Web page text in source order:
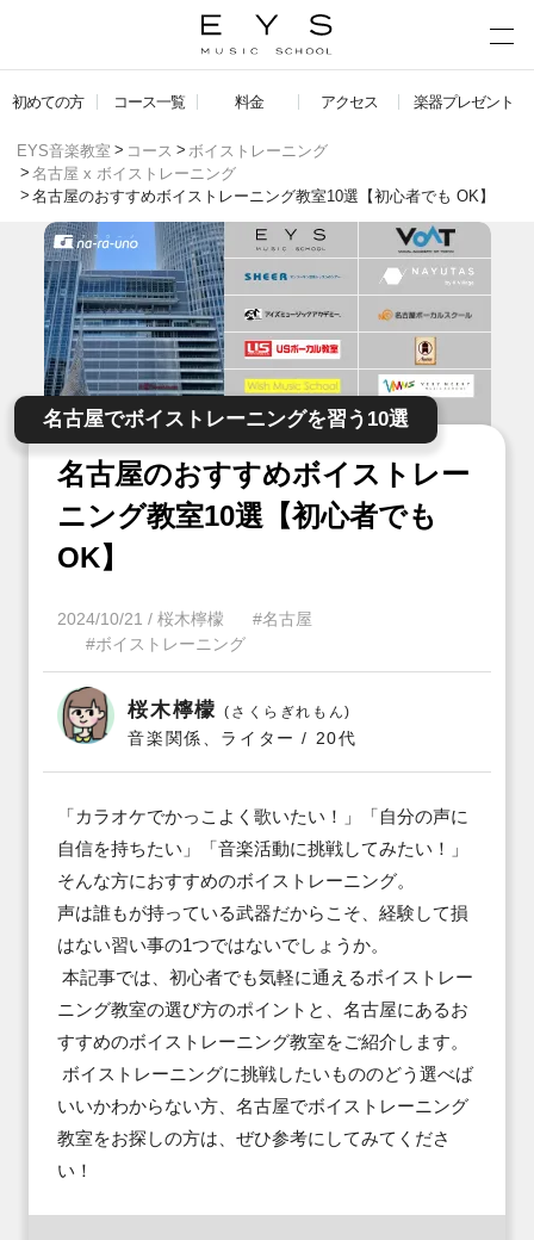
初めての方 コース一覧 料金 アクセス 楽器プレゼント
EYS音楽教室 コース
ボイストレーニング
名古屋 x ボイストレーニング
名古屋のおすすめボイストレーニング教室10選【初心者でも OK】
名古屋のおすすめボイストレー
ニング教室10選【初心者でも
OK】
名古屋でボイストレーニングを習う10選
2024/10/21 / 桜木檸檬
#名古屋
#ボイストレーニング
桜木檸檬(さくらぎれもん)
音楽関係、ライター / 20代
「カラオケでかっこよく歌いたい！」「自分の声に
自信を持ちたい」「音楽活動に挑戦してみたい！」
そんな方におすすめのボイストレーニング。
声は誰もが持っている武器だからこそ、経験して損
はない習い事の1つではないでしょうか。
ニング教室の選び方のポイントと、名古屋にあるお
すすめのボイストレーニング教室をご紹介します。
いいかわからない方、名古屋でボイストレーニング
教室をお探しの方は、ぜひ参考にしてみてくださ
い！